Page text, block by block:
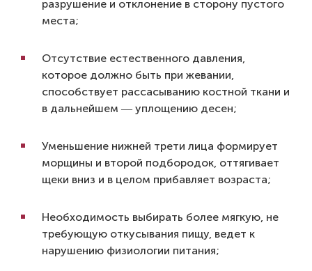
разрушение и отклонение в сторону пустого
места;
Отсутствие естественного давления,
которое должно быть при жевании,
способствует рассасыванию костной ткани и
в дальнейшем ― уплощению десен;
Уменьшение нижней трети лица формирует
морщины и второй подбородок, оттягивает
щеки вниз и в целом прибавляет возраста;
Необходимость выбирать более мягкую, не
требующую откусывания пищу, ведет к
нарушению физиологии питания;